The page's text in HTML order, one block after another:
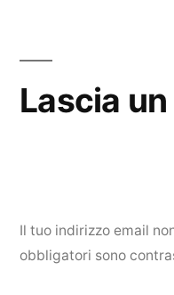
Lascia
Il tuo indirizzo email
obbligatori sono